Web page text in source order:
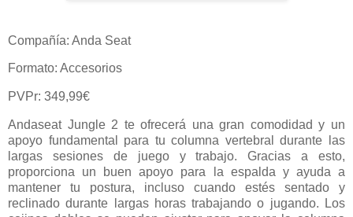
Compañía: Anda Seat
Formato: Accesorios
PVPr: 349,99€
Andaseat Jungle 2 te ofrecerá una gran comodidad y un
apoyo fundamental para tu columna vertebral durante las
largas sesiones de juego y trabajo. Gracias a esto,
proporciona un buen apoyo para la espalda y ayuda a
mantener tu postura, incluso cuando estés sentado y
reclinado durante largas horas trabajando o jugando. Los